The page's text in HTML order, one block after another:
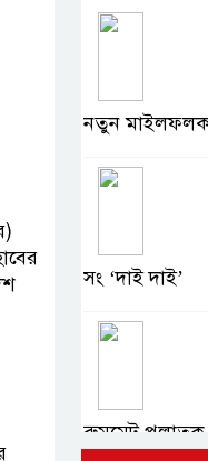
নতুন
সং ‘দাই দাই’
রুমমেট পলাতক